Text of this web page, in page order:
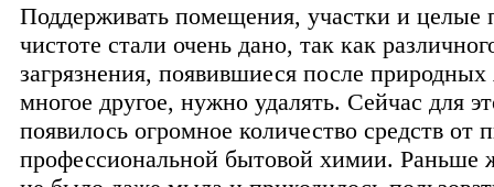
Поддерживать помещения, участки и целые
чистоте стали очень дано, так как
загрязнения, появившиеся после
многое другое, нужно удалять. Сейчас для
появилось огромное количество средств от
профессиональной бытовой химии. Раньше